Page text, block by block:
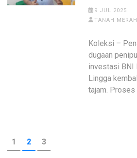
9 JUL 2025
TANAH MERAH
Koleksi –
dugaan
investasi BNI
Lingga
tajam. Proses
Posts
pagination
PAGE
1 PAGE
2 PAGE
3